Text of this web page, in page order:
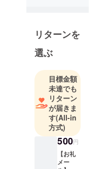
と申しま
す。
閉館に伴う
在は
「Librairie
B612」（り
ぶれりびー
ろくいち
に）という
屋号の本屋
として、各
地で開催さ
リターンを
選ぶ
目標金額
未達でも
リターン
が届きま
す(All-in
方式)
500円
【お礼
メー